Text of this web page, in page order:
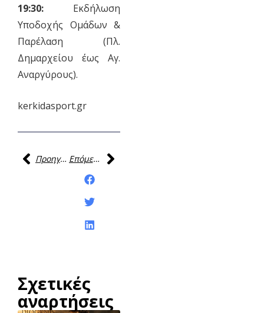
19:30: Εκδήλωση
Υποδοχής Ομάδων &
Παρέλαση (Πλ.
Δημαρχείου έως Αγ.
Αναργύρους).
kerkidasport.gr
Προηγούμενη
Επόμενη
Σχετικές
αναρτήσεις